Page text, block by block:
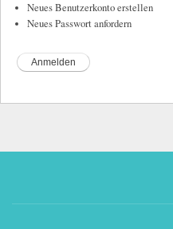
Neues Benutzerkonto erstellen
Neues Passwort anfordern